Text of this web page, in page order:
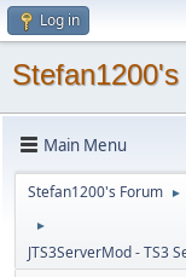
Log in
Main Menu
Stefan1200's Forum ►
►
JTS3ServerMod - TS3